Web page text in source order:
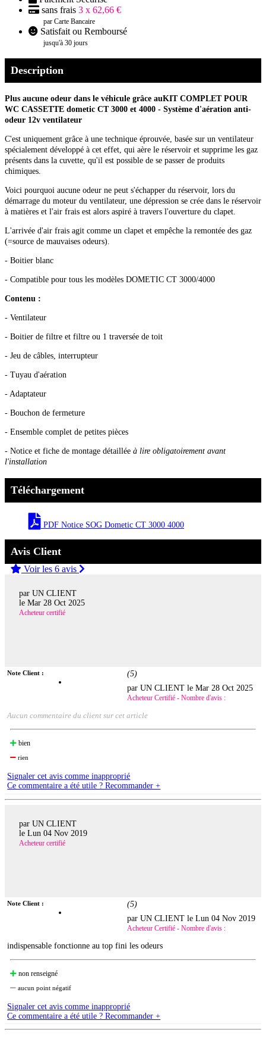
sans frais 3 x 62,66 €
par Carte Bancaire
Satisfait ou Remboursé
jusqu'à 30 jours
Description
Plus aucune odeur dans le véhicule grâce auKIT COMPLET POUR
WC CASSETTE dometic CT 3000 et 4000 - Système d'aération anti-
odeur 12v ventilateur
C'est uniquement grâce à une technique éprouvée, basée sur un ventilateur
spécialement développé à cet effet, qui aère le réservoir et supprime les gaz
présents dans la cuvette, qu'il est possible de se passer de produits
chimiques.
Voici pourquoi aucune odeur ne peut s'échapper du réservoir, lors du
démarrage du moteur du ventilateur, une dépression se crée dans le réservoir
à matières et l'air frais est alors aspiré à travers l'ouverture du clapet.
L'arrivée d'air frais agit comme un clapet et empêche la remontée des gaz
(=source de mauvaises odeurs).
- Boitier blanc
- Compatible pour tous les modèles DOMETIC CT 3000/4000
Contenu :
- Ventilateur
- Boitier de filtre et filtre ou 1 traversée de toit
- Jeu de câbles, interrupteur
- Tuyau d'aération
- Adaptateur
- Bouchon de fermeture
- Ensemble complet de petites pièces
- Notice et fiche de montage détaillée à lire obligatoirement avant
l'installation
Téléchargement
PDF Notice SOG Dometic CT 3000 4000
Avis Client
Voir les 6 avis
par UN CLIENT
le Mar 28 Oct 2025
Acheteur certifié
Note Client : (5)
par UN CLIENT leMar 28 Oct 2025
Acheteur Certifié - Nombre d'avis :
Aucun commentaire du client sur cet article
bien
rien
Signaler cet avis comme inapproprié
Ce commentaire a été utile ? Recommander +
par UN CLIENT
le Lun 04 Nov 2019
Acheteur certifié
Note Client : (5)
par UN CLIENT leLun 04 Nov 2019
Acheteur Certifié - Nombre d'avis :
indispensable fonctionne au top fini les odeurs
non renseigné
aucun point négatif
Signaler cet avis comme inapproprié
Ce commentaire a été utile ? Recommander +